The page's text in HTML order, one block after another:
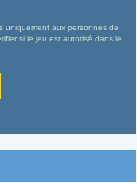
uniquement aux personnes de
si le jeu est autorisé dans le